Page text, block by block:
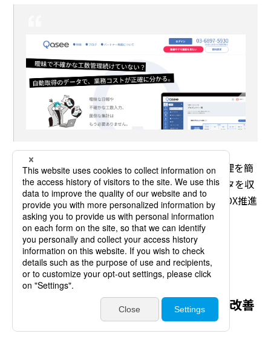
Qaseeは、プロジェクトや業務毎の正確な工数管理を簡
単に把握できる業務可視化ツールです。ログデータを収
集しレポート機能によってマネジメント強化や、DX推進
に役立つツールです。
画像出展元：https://qasee.jp/task/
※ QaseeはQasee株式会社の商標です。
自社に合った業務可視化ツールで業務改善